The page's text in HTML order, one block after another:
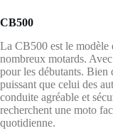
CB500
La CB500 est le modèle
nombreux motards.
pour les débutants. Bien
puissant que celui des
conduite agréable et
recherchent une moto
quotidienne.